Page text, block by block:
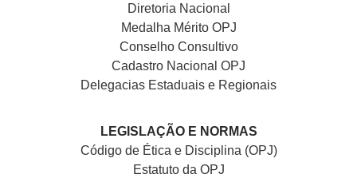
Diretoria Nacional
Medalha Mérito OPJ
Conselho Consultivo
Cadastro Nacional OPJ
Delegacias Estaduais e Regionais
LEGISLAÇÃO E NORMAS
Código de Ética e Disciplina (OPJ)
Estatuto da OPJ